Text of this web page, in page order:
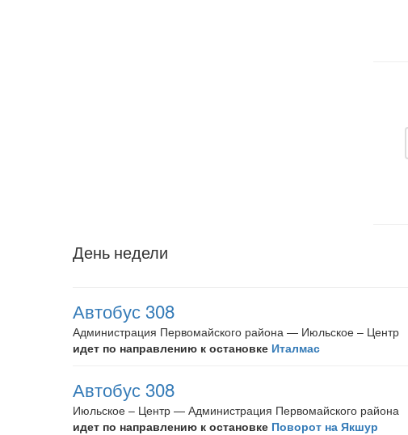
День недели
Автобус 308
Администрация Первомайского района — Июльское – Центр
идет по направлению к остановке Италмас
Автобус 308
Июльское – Центр — Администрация Первомайского района
идет по направлению к остановке Поворот на Якшур